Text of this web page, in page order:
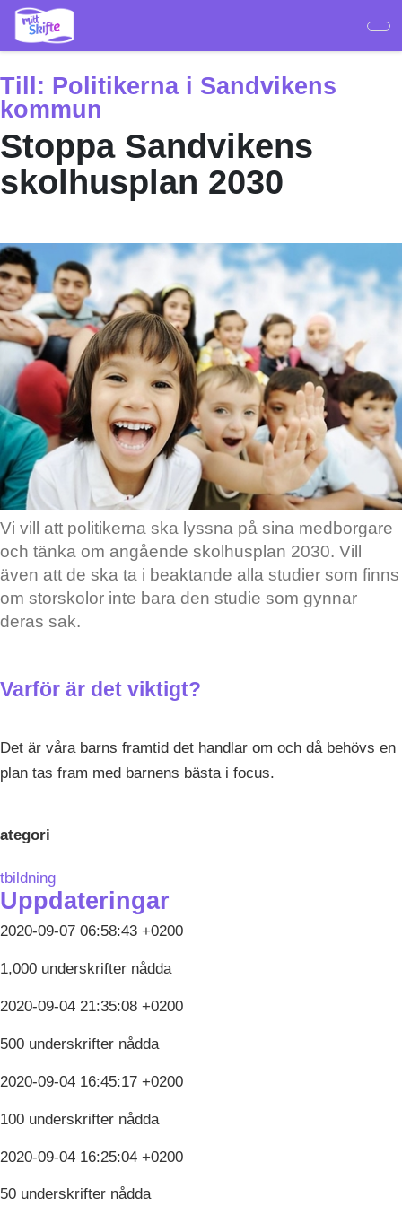
Hoppa
huvudinnehåll
Till: Politikerna i Sandvikens
kommun
Stoppa Sandvikens
skolhusplan 2030
Vi vill att politikerna ska lyssna på sina medborgare
och tänka om angående skolhusplan 2030. Vill
även att de ska ta i beaktande alla studier som finns
om storskolor inte bara den studie som gynnar
deras sak.
Varför är det viktigt?
Det är våra barns framtid det handlar om och då behövs en
plan tas fram med barnens bästa i focus.
Uppdateringar
2020-09-07 06:58:43 +0200
1,000 underskrifter nådda
2020-09-04 21:35:08 +0200
500 underskrifter nådda
2020-09-04 16:45:17 +0200
100 underskrifter nådda
2020-09-04 16:25:04 +0200
50 underskrifter nådda